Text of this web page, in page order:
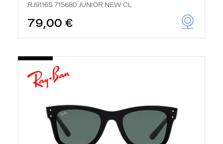
RJ9116S 715680 JUNIOR NEW CL
79,00 €